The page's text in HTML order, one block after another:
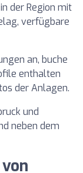
der Region mit
verfügbare
an, buche
enthalten
der Anlagen.
und
neben dem